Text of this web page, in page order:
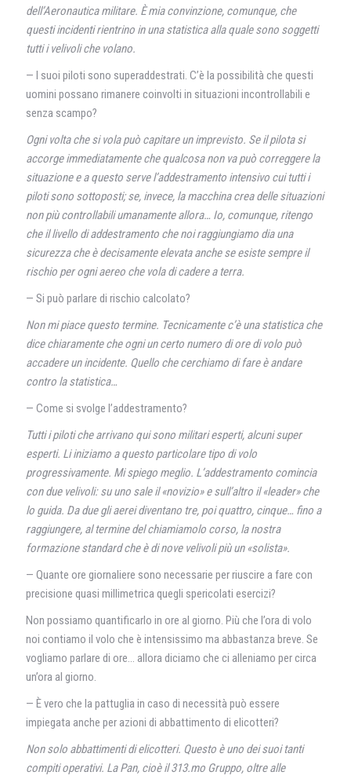
dell’Aeronautica militare. È mia convinzione, comunque, che
questi incidenti rientrino in una statistica alla quale sono soggetti
tutti i velivoli che volano.
— I suoi piloti sono superaddestrati. C’è la possibilità che questi
uomini possano rimanere coinvolti in situazioni incontrollabili e
senza scampo?
Ogni volta che si vola può capitare un imprevisto. Se il pilota si
accorge immediatamente che qualcosa non va può correggere la
situazione e a questo serve l’addestramento intensivo cui tutti i
piloti sono sottoposti; se, invece, la macchina crea delle situazioni
non più controllabili umanamente allora… Io, comunque, ritengo
che il livello di addestramento che noi raggiungiamo dia una
sicurezza che è decisamente elevata anche se esiste sempre il
rischio per ogni aereo che vola di cadere a terra.
— Si può parlare di rischio calcolato?
Non mi piace questo termine. Tecnicamente c’è una statistica che
dice chiaramente che ogni un certo numero di ore di volo può
accadere un incidente. Quello che cerchiamo di fare è andare
contro la statistica…
— Come si svolge l’addestramento?
Tutti i piloti che arrivano qui sono militari esperti, alcuni super
esperti. Li iniziamo a questo particolare tipo di volo
progressivamente. Mi spiego meglio. L’addestramento comincia
con due velivoli: su uno sale il «novizio» e sull’altro il «leader» che
lo guida. Da due gli aerei diventano tre, poi quattro, cinque… fino a
raggiungere, al termine del chiamiamolo corso, la nostra
formazione standard che è di nove velivoli più un «solista».
— Quante ore giornaliere sono necessarie per riuscire a fare con
precisione quasi millimetrica quegli spericolati esercizi?
Non possiamo quantificarlo in ore al giorno. Più che l’ora di volo
noi contiamo il volo che è intensissimo ma abbastanza breve. Se
vogliamo parlare di ore… allora diciamo che ci alleniamo per circa
un’ora al giorno.
— È vero che la pattuglia in caso di necessità può essere
impiegata anche per azioni di abbattimento di elicotteri?
Non solo abbattimenti di elicotteri. Questo è uno dei suoi tanti
compiti operativi. La Pan, cioè il 313.mo Gruppo, oltre alle